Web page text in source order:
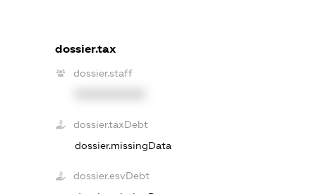
dossier.tax
dossier.staff
dossier.taxDebt
dossier.missingData
dossier.esvDebt